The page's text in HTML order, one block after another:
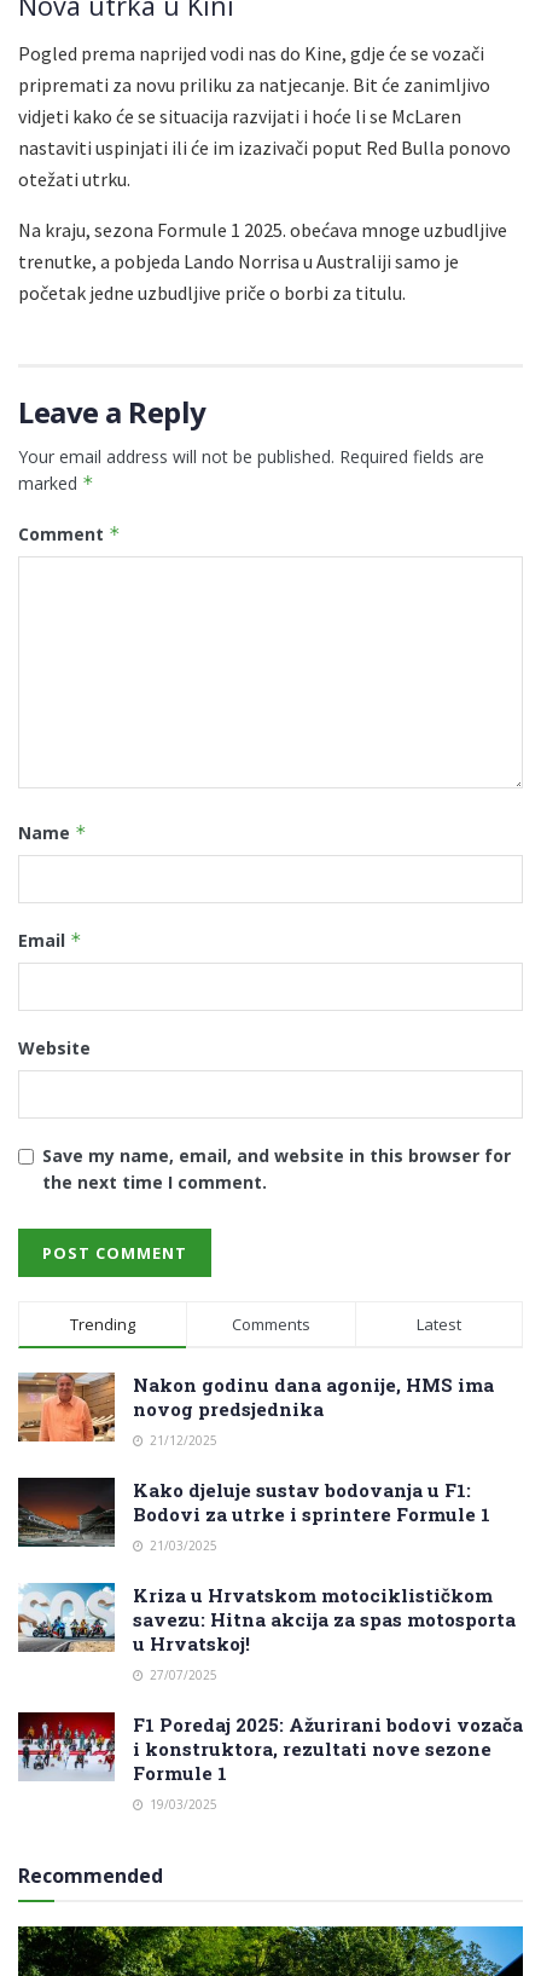
Pogled prema naprijed vodi nas do Kine, gdje će se vozači
pripremati za novu priliku za natjecanje. Bit će zanimljivo
vidjeti kako će se situacija razvijati i hoće li se McLaren
nastaviti uspinjati ili će im izazivači poput Red Bulla ponovo
otežati utrku.
Na kraju, sezona Formule 1 2025. obećava mnoge uzbudljive
trenutke, a pobjeda Lando Norrisa u Australiji samo je
početak jedne uzbudljive priče o borbi za titulu.
Leave a Reply
Your email address will not be published. Required fields are
marked *
Comment *
Name *
Email *
Website
Save my name, email, and website in this browser for
the next time I comment.
Trending Comments Latest
Nakon godinu dana agonije, HMS ima
novog predsjednika
21/12/2025
Kako djeluje sustav bodovanja u F1:
Bodovi za utrke i sprintere Formule 1
21/03/2025
Kriza u Hrvatskom motociklističkom
savezu: Hitna akcija za spas motosporta
u Hrvatskoj!
27/07/2025
F1 Poredaj 2025: Ažurirani bodovi vozača
i konstruktora, rezultati nove sezone
Formule 1
19/03/2025
Recommended